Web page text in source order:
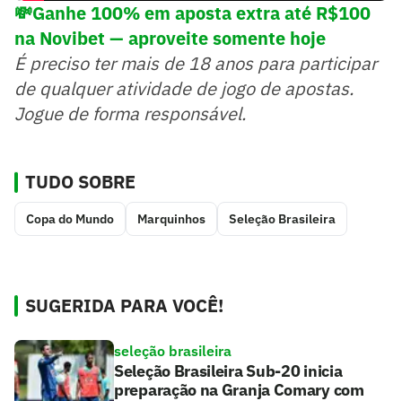
💸Ganhe 100% em aposta extra até R$100
na Novibet — aproveite somente hoje
É preciso ter mais de 18 anos para participar
de qualquer atividade de jogo de apostas.
Jogue de forma responsável.
TUDO SOBRE
Copa do Mundo Marquinhos Seleção Brasileira
SUGERIDA PARA VOCÊ!
seleção brasileira
Seleção Brasileira Sub-20 inicia
preparação na Granja Comary com